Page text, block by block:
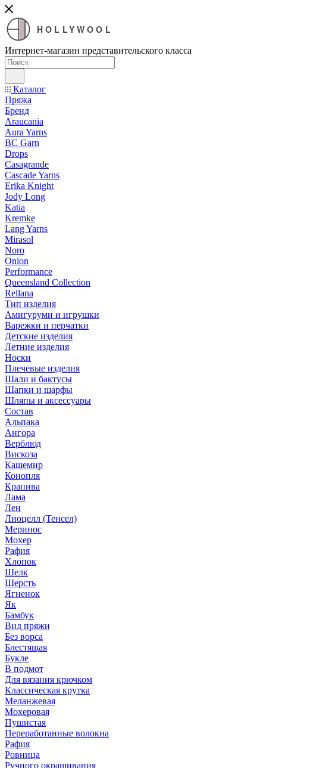
HOLLYWOOL
Интернет-магазин представительского класса
Каталог
Пряжа
Бренд
Araucania
Aura Yarns
BC Garn
Drops
Casagrande
Cascade Yarns
Erika Knight
Jody Long
Katia
Kremke
Lang Yarns
Mirasol
Noro
Onion
Performance
Queensland Collection
Rellana
Тип изделия
Амигуруми и игрушки
Варежки и перчатки
Детские изделия
Летние изделия
Носки
Плечевые изделия
Шали и бактусы
Шапки и шарфы
Шляпы и аксессуары
Состав
Альпака
Ангора
Верблюд
Вискоза
Кашемир
Конопля
Крапива
Лама
Лен
Лиоцелл (Тенсел)
Меринос
Мохер
Рафия
Хлопок
Шелк
Шерсть
Ягненок
Як
Бамбук
Вид пряжи
Без ворса
Блестящая
Букле
В подмот
Для вязания крючком
Классическая крутка
Меланжевая
Мохеровая
Пушистая
Переработанные волокна
Рафия
Ровница
Ручного окрашивания